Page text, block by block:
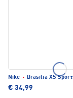
Nike · Brasilia XS
€ 34,99